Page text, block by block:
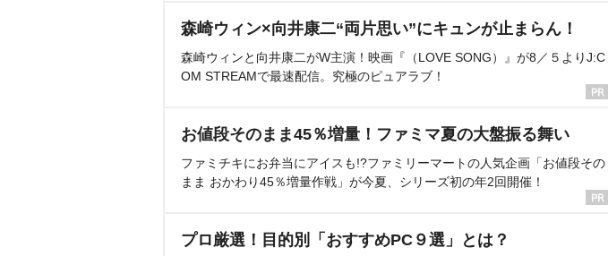
森崎ウィン×向井康二“両片思い”にキュンが止まらん！
森崎ウィンと向井康二がW主演！映画『（LOVE SONG）』が8／５よりJ:C
OM STREAMで最速配信。究極のピュアラブ！
お値段そのまま45％増量！ファミマ夏の大盤振る舞い
ファミチキにお弁当にアイスも!?ファミリーマートの人気企画「お値段その
まま おかわり45％増量作戦」が今夏、シリーズ初の年2回開催！
プロ厳選！目的別「おすすめPC９選」とは？